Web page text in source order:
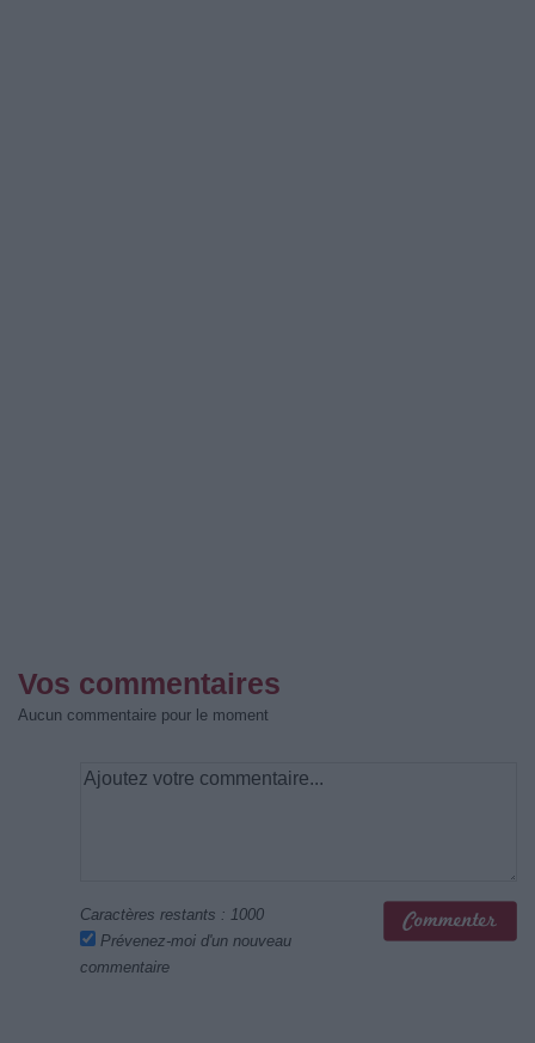
Vos commentaires
Aucun commentaire pour le moment
Caractères restants : 1000
Prévenez-moi d'un nouveau
commentaire